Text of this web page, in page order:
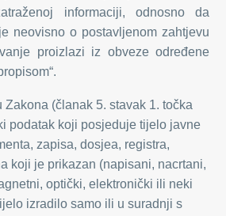
informaciji, odnosno da
neovisno o postavljenom zahtjevu
proizlazi iz obveze određene
Zakona (članak 5. stavak 1. točka
podatak koji posjeduje tijelo javne
zapisa, dosjea, registra,
koji je prikazan (napisani, nacrtani,
optički, elektronički ili neki
izradilo samo ili u suradnji s